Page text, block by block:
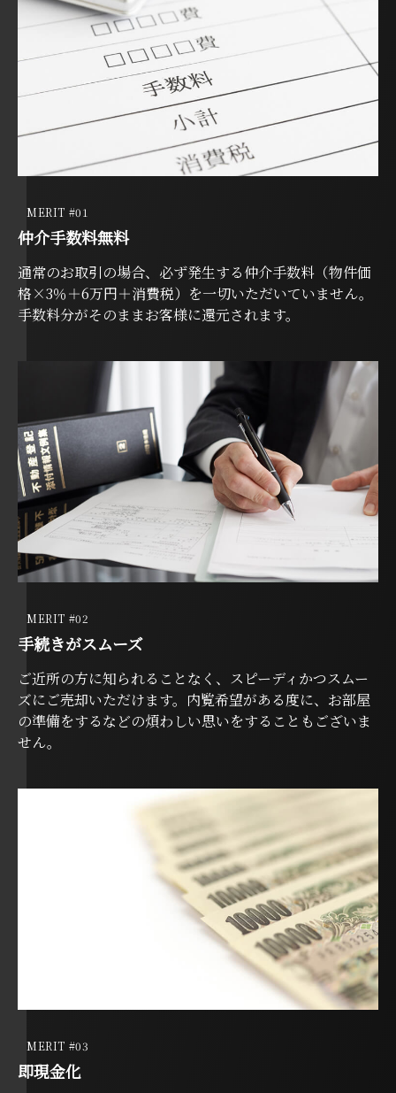
MERIT #01
仲介手数料無料
通常のお取引の場合、必ず発生する仲介手数料（物件価
格×3％＋6万円＋消費税）を一切いただいていません。
手数料分がそのままお客様に還元されます。
MERIT #02
手続きがスムーズ
ご近所の方に知られることなく、スピーディかつスムー
ズにご売却いただけます。内覧希望がある度に、お部屋
の準備をするなどの煩わしい思いをすることもございま
せん。
MERIT #03
即現金化